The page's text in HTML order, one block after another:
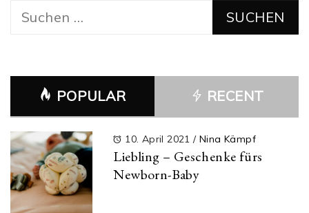
Suchen
POPULAR RECENT
10. April 2021/ Nina Kämpf
Liebling – Geschenke fürs
Newborn-Baby